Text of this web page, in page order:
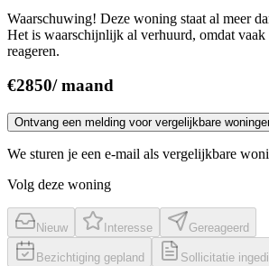
Waarschuwing! Deze woning staat al meer
Het is waarschijnlijk al verhuurd, omdat vaak
reageren.
€2850/maand
Ontvang een melding voor vergelijkbare
We sturen je een e-mail als vergelijkbare
Volg deze woning
Nieuw Interesse Gereageerd
Bezichtiging gepland Sollicitatie